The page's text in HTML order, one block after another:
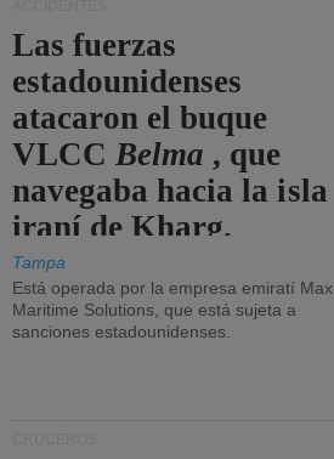
Las fuerzas
estadounidenses
atacaron el buque
VLCCBelma , que
navegaba hacia la isla
iraní de Kharg.
Tampa
Está operada por la empresa emiratí Max
Maritime Solutions, que está sujeta a
sanciones estadounidenses.